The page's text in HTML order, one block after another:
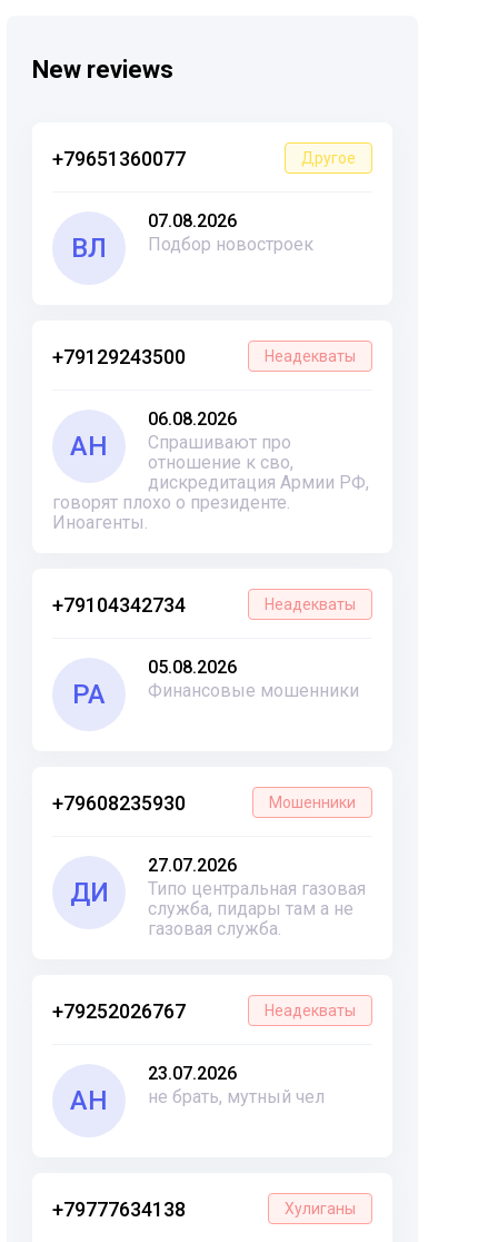
New reviews
+79651360077 Другое
ВЛ
07.08.2026
Подбор новостроек
+79129243500 Неадекваты
АН
06.08.2026
Спрашивают про
отношение к сво,
дискредитация Армии РФ,
говорят плохо о президенте.
Иноагенты.
+79104342734 Неадекваты
РА
05.08.2026
Финансовые мошенники
+79608235930 Мошенники
ДИ
27.07.2026
Типо центральная газовая
служба, пидары там а не
газовая служба.
+79252026767 Неадекваты
АН
23.07.2026
не брать, мутный чел
+79777634138 Хулиганы